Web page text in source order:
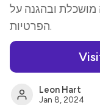
מושכלת ובהגנה על
הפרטיות.
Leon Hart
Jan 8, 2024